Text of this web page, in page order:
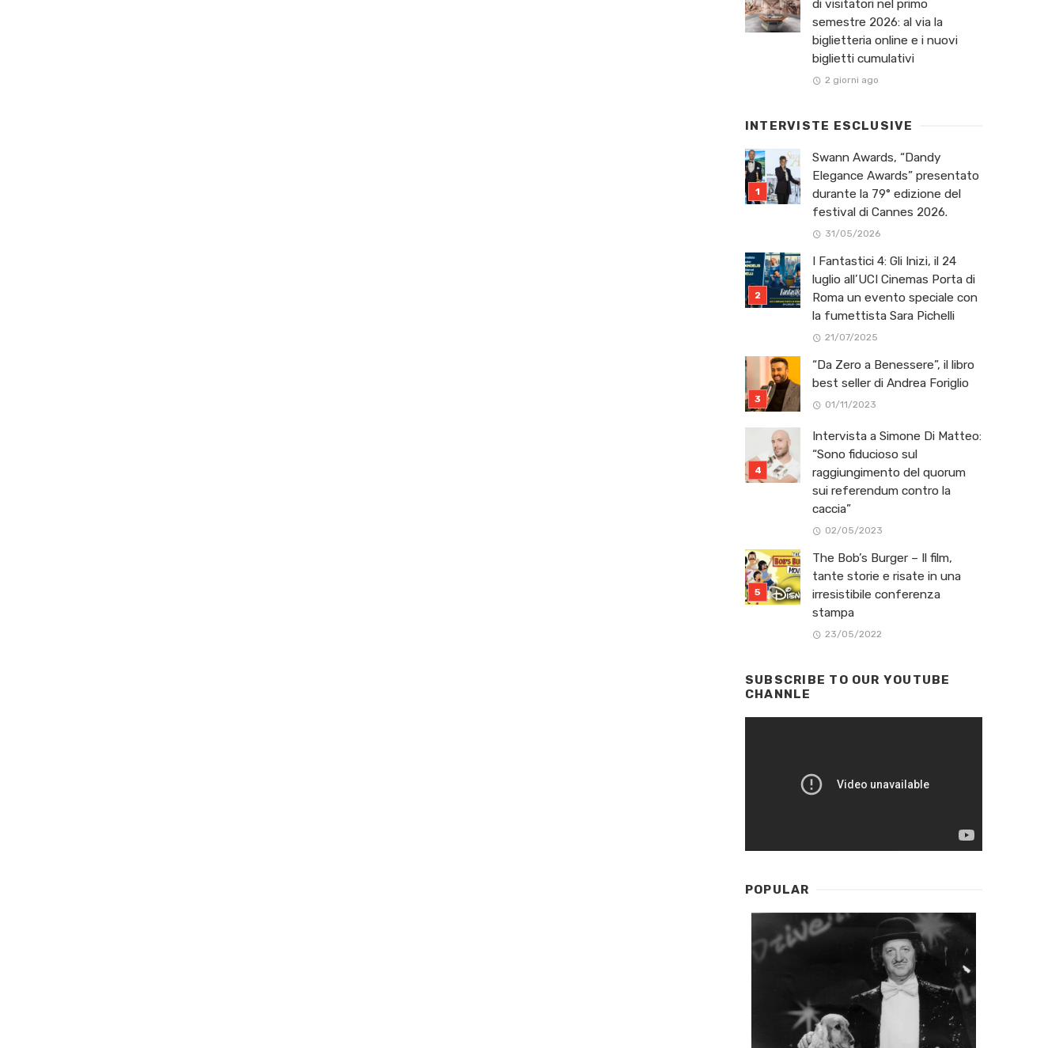
di visitatori nel primo
semestre 2026: al via la
biglietteria online e i nuovi
biglietti cumulativi
2 giorni ago
INTERVISTE ESCLUSIVE
Swann Awards, “Dandy
Elegance Awards” presentato
durante la 79° edizione del
festival di Cannes 2026.
31/05/2026
I Fantastici 4: Gli Inizi, il 24
luglio all’UCI Cinemas Porta di
Roma un evento speciale con
la fumettista Sara Pichelli
21/07/2025
“Da Zero a Benessere”, il libro
best seller di Andrea Foriglio
01/11/2023
Intervista a Simone Di Matteo:
“Sono fiducioso sul
raggiungimento del quorum
sui referendum contro la
caccia”
02/05/2023
The Bob’s Burger – Il film,
tante storie e risate in una
irresistibile conferenza
stampa
23/05/2022
SUBSCRIBE TO OUR YOUTUBE
CHANNLE
POPULAR